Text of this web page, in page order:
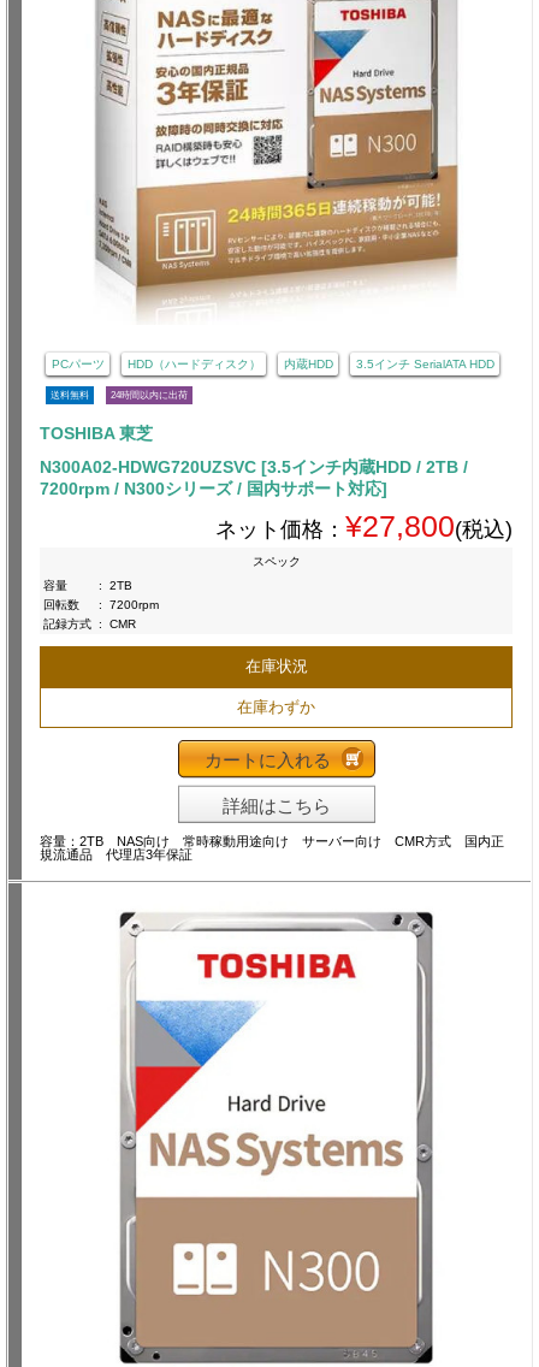
PCパーツ HDD（ハードディスク） 内蔵HDD 3.5インチ SerialATA HDD
送料無料 24時間以内に出荷
TOSHIBA 東芝
N300A02-HDWG720UZSVC [3.5インチ内蔵HDD / 2TB /
7200rpm / N300シリーズ / 国内サポート対応]
ネット価格： ¥27,800(税込)
スペック
容量
:
2TB
回転数
:
7200rpm
記録方式 : CMR
在庫状況
在庫わずか
カートに入れる
詳細はこちら
容量：2TB NAS向け 常時稼動用途向け サーバー向け CMR方式 国内正
規流通品 代理店3年保証